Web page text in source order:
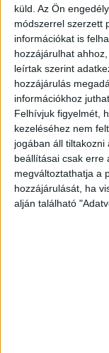
küld. Az Ön
módszerrel szerzett
információkat is
hozzájárulhat
leírtak szerint
hozzájárulás
információkhoz
Felhívjuk figyelmét,
kezeléséhez nem
jogában áll tiltakozni
beállításai csak erre
megváltoztathatja a
hozzájárulását, ha
alján található
A 60 éves Józsi bácsi
vele egykorú
hogy teljesíti egy
kínálkozó lehetőségre: